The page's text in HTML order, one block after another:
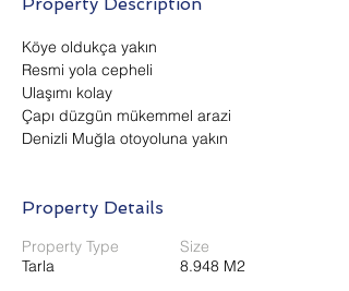
Köye oldukça yakın
Resmi yola cepheli
Ulaşımı kolay
Çapı düzgün mükemmel arazi
Denizli Muğla otoyoluna yakın
Property Details
Property Type
Tarla
Size
8.948 M2